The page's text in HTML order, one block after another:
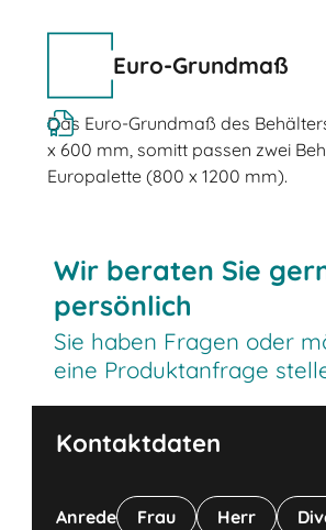
Euro-Grundmaß
Das Euro-Grundmaß des
x 600 mm, somitt passen zwei
Europalette (800 x 1200 mm).
Wir beraten Sie
persönlich
Sie haben Fragen oder
eine Produktanfrage
Kontaktdaten
Anrede Frau Herr